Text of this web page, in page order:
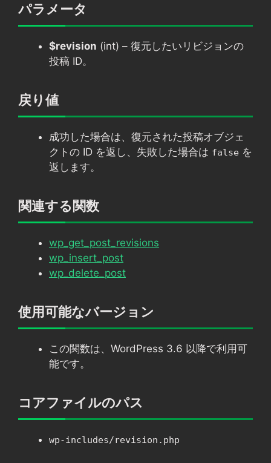
パラメータ
$revision (int) – 復元したいリビジョンの
投稿 ID。
戻り値
成功した場合は、復元された投稿オブジェ
クトの ID を返し、失敗した場合は false を
返します。
関連する関数
wp_get_post_revisions
wp_insert_post
wp_delete_post
使用可能なバージョン
この関数は、WordPress 3.6 以降で利用可
能です。
コアファイルのパス
wp-includes/revision.php